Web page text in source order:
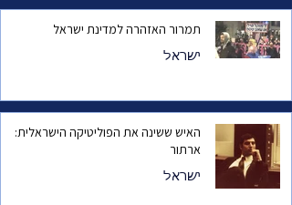
תמרור האזהרה למדינת ישראל
ישראל
האיש ששינה את הפוליטיקה הישראלית:
ארתור
ישראל